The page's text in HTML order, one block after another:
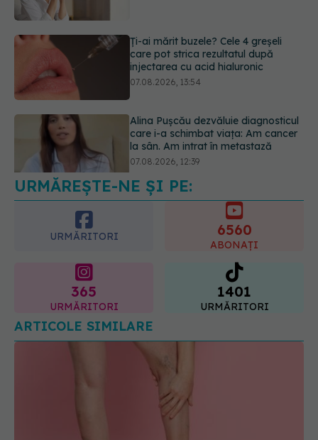
Alina Pușcău dezvăluie diagnosticul
care i-a schimbat viața: Am cancer
la sân. Am intrat în metastază
07.08.2026, 12:39
Dieta care poate crește brusc
colesterolul. Cine este mai expus
07.08.2026, 17:22
URMĂREȘTE-NE ȘI PE:
URMĂRITORI 6560
ABONAȚI
365
URMĂRITORI
1401
URMĂRITORI
ARTICOLE SIMILARE